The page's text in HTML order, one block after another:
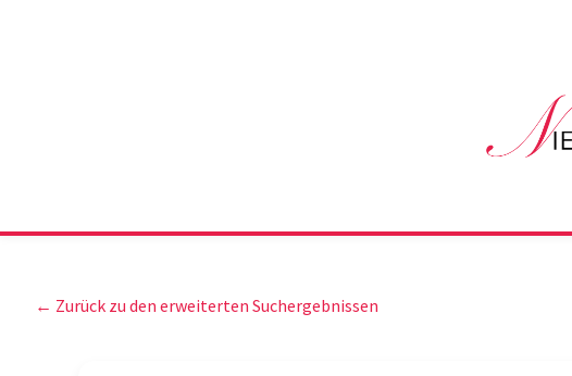
← Zurück zu den erweiterten Suchergebnissen